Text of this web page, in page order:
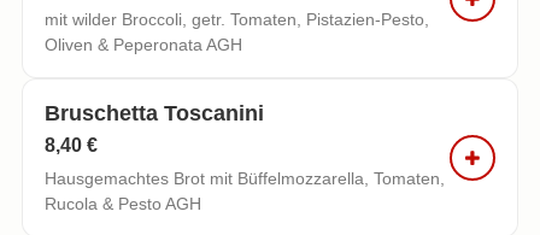
mit wilder Broccoli, getr. Tomaten, Pistazien-Pesto,
Oliven & Peperonata AGH
Bruschetta Toscanini
8,40 €
Hausgemachtes Brot mit Büffelmozzarella, Tomaten,
Rucola & Pesto AGH